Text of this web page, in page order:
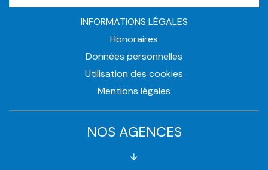
INFORMATIONS LÉGALES
Honoraires
Données personnelles
Utilisation des cookies
Mentions légales
NOS AGENCES